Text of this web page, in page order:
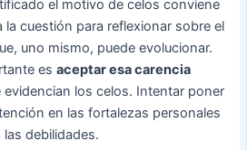
el motivo de celos conviene
la cuestión para reflexionar sobre el
uno mismo, puede evolucionar.
esaceptar esa carencia
evidencian los celos. Intentar poner
en las fortalezas personales
debilidades.